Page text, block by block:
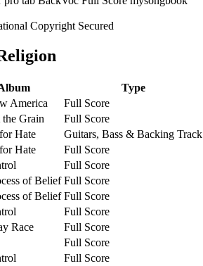
Copyright Secured
Type
America
Full Score
Grain
Full Score
Hate
Guitars, Bass & Backing Track
Hate
Full Score
Full Score
of Belief Full Score
of Belief Full Score
Full Score
Race
Full Score
Full Score
Full Score